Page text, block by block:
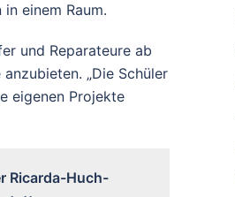
einem Raum.
und Reparateure ab
„Die Schüler
eigenen Projekte
Ricarda-Huch-